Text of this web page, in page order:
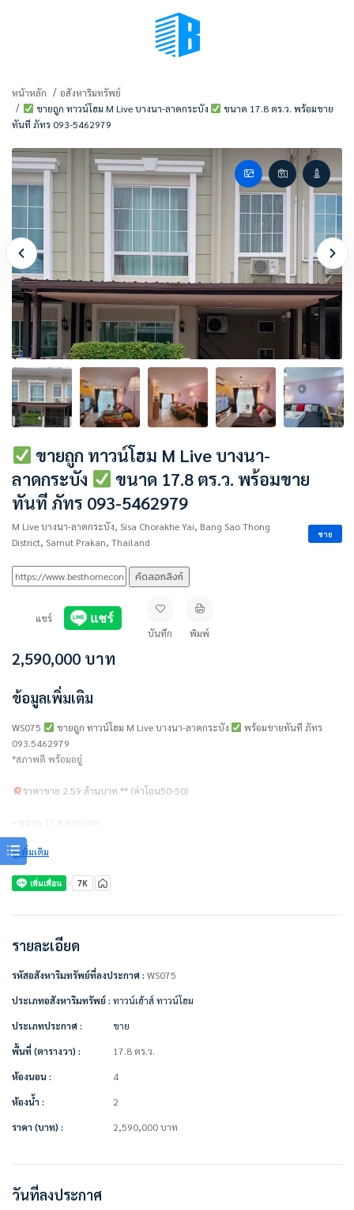
(เลือกมุมมอง)
หน้าหลัก
อสังหาริมทรัพย์
ขายถูก ทาวน์โฮม M Live บางนา-ลาดกระบัง
ขนาด 17.8 ตร.ว. พร้อมขาย
ทันที ภัทร 093-5462979
ขายถูก ทาวน์โฮม M Live บางนา-
ลาดกระบัง
ขนาด 17.8 ตร.ว. พร้อมขาย
ทันที ภัทร 093-5462979
M Live บางนา-ลาดกระบัง, Sisa Chorakhe Yai, Bang Sao Thong
District, Samut Prakan, Thailand
ขาย
คัดลอกลิงก์
แชร์
บันทึก
พิมพ์
2,590,000 บาท
ข้อมูลเพิ่มเติม
WS075 ขายถูก ทาวน์โฮม M Live บางนา-ลาดกระบัง
พร้อมขายทันที ภัทร
093.5462979
*สภาพดี พร้อมอยู่
ราคาขาย 2.59 ล้านบาท ** (ค่าโอน50-50)
• ขนาด 17.8 ตารางวา
• 4 ห้องนอน 2 ห้องน้ำ
• 2 ชั้น
• แอร์
• ตู้เย็น
• ตู้เสื้อผ้า
• ผ้าม่าน
• แทงค์น้ำ + ปั้มน้ำ
• เคาน์เตอร์ครัว
สิ่งอำนวยความสะดวกในโครงการ
• สวนหย่อมสวยสไตล์ยุโรป
• ระบบรักษาความปลอดภัยตลอด 24 ชม.
• กล้องวงจรปิด
ราคาขาย 2.59 ล้านบาท ** (ค่าโอน50-50)
ดูเพิ่มเติม
รายละเอียด
รหัสอสังหาริมทรัพย์ที่ลงประกาศ : WS075
ประเภทอสังหาริมทรัพย์ : ทาวน์เฮ้าส์ ทาวน์โฮม
ประเภทประกาศ :
ขาย
พื้นที่ (ตารางวา) :
17.8 ตร.ว.
ห้องนอน :
4
ห้องน้ำ :
2
ราคา (บาท) :
2,590,000บาท
วันที่ลงประกาศ